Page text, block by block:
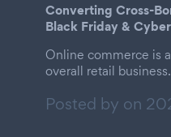
Converting Cross-
Black Friday &
Online commerce is
overall retail business.
Posted by on